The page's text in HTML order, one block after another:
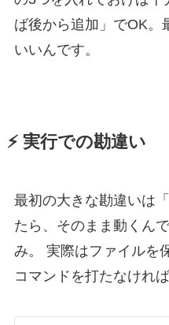
ば後から追加」でOK。
いいんです。
⚡ 実行での勘違い
最初の大きな勘違いは
たら、そのまま動くん
み。 実際はファイルを
コマンドを打たなけれ